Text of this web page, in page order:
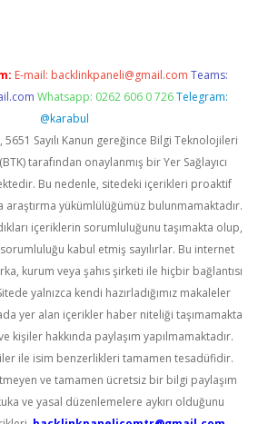
E-mail: backlinkpaneli@gmail.com Teams:
Whatsapp: 0262 606 0 726 Telegram:
@karabul
5651 Sayılı Kanun gereğince Bilgi Teknolojileri
tarafından onaylanmış bir Yer Sağlayıcı
Bu nedenle, sitedeki içerikleri proaktif
yükümlülüğümüz bulunmamaktadır.
içeriklerin sorumluluğunu taşımakta olup,
kabul etmiş sayılırlar. Bu internet
kurum veya şahıs şirketi ile hiçbir bağlantısı
yalnızca kendi hazırladığımız makaleler
yer alan içerikler haber niteliği taşımamakta
kişiler hakkında paylaşım yapılmamaktadır.
ile isim benzerlikleri tamamen tesadüfidir.
ve tamamen ücretsiz bir bilgi paylaşım
ve yasal düzenlemelere aykırı olduğunu